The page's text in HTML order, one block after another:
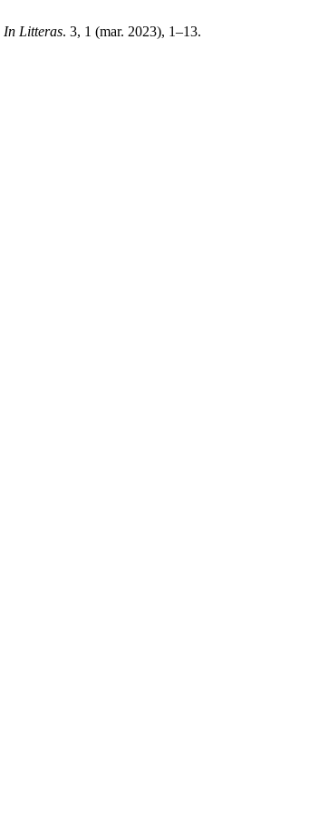
In Litteras. 3, 1 (mar. 2023), 1–13.